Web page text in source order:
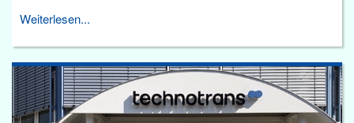
Weiterlesen...